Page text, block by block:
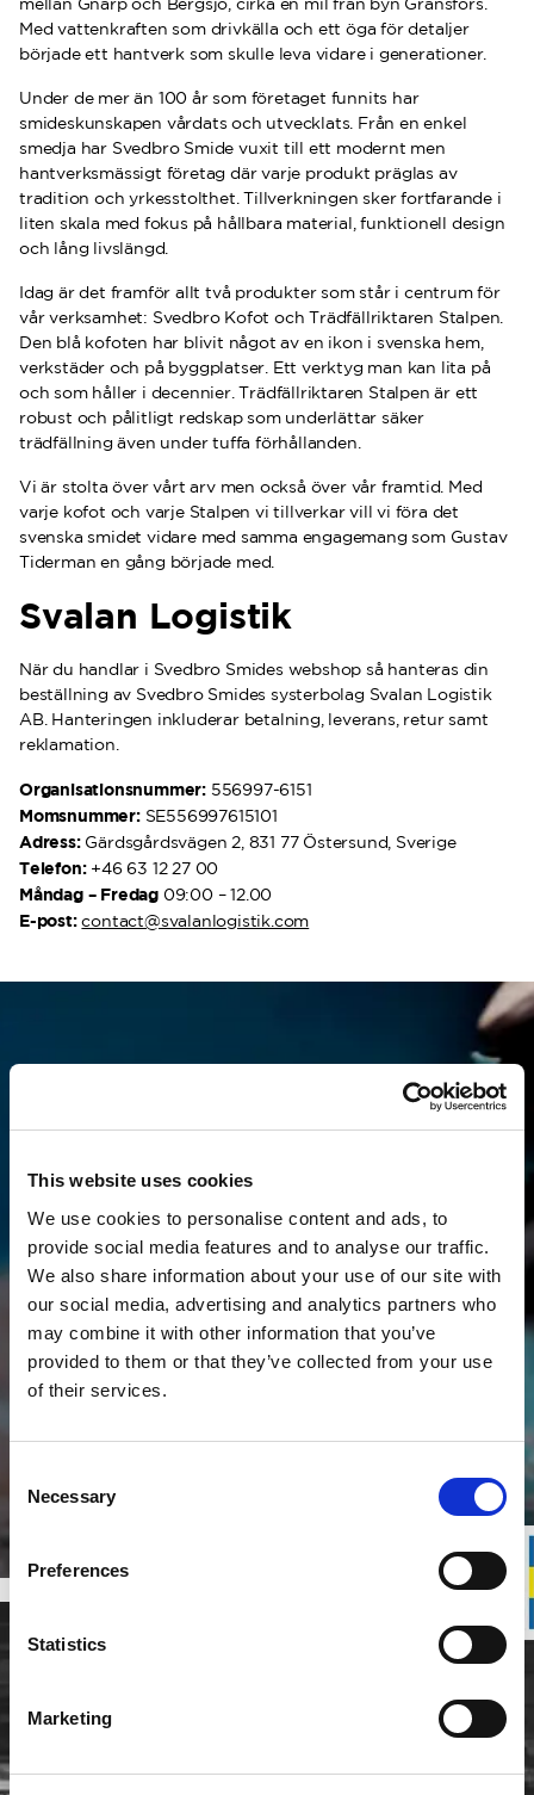
This website uses cookies
We use cookies to personalise content and ads, to
provide social media features and to analyse our traffic.
We also share information about your use of our site with
our social media, advertising and analytics partners who
may combine it with other information that you’ve
provided to them or that they’ve collected from your use
of their services.
Selection
Necessary
Preferences
Statistics
Marketing
Med vattenkraften som drivkälla och ett öga för detaljer
började ett hantverk som skulle leva vidare i generationer.
Under de mer än 100 år som företaget funnits har
smideskunskapen vårdats och utvecklats. Från en enkel
smedja har Svedbro Smide vuxit till ett modernt men
hantverksmässigt företag där varje produkt präglas av
tradition och yrkesstolthet. Tillverkningen sker fortfarande i
liten skala med fokus på hållbara material, funktionell design
och lång livslängd.
Idag är det framför allt två produkter som står i centrum för
vår verksamhet: Svedbro Kofot och Trädfällriktaren Stalpen.
Den blå kofoten har blivit något av en ikon i svenska hem,
verkstäder och på byggplatser. Ett verktyg man kan lita på
och som håller i decennier. Trädfällriktaren Stalpen är ett
robust och pålitligt redskap som underlättar säker
trädfällning även under tuffa förhållanden.
Vi är stolta över vårt arv men också över vår framtid. Med
varje kofot och varje Stalpen vi tillverkar vill vi föra det
svenska smidet vidare med samma engagemang som Gustav
Tiderman en gång började med.
Svalan Logistik
När du handlar i Svedbro Smides webshop så hanteras din
beställning av Svedbro Smides systerbolag Svalan Logistik
AB. Hanteringen inkluderar betalning, leverans, retur samt
reklamation.
Organisationsnummer: 556997-6151
Momsnummer: SE556997615101
Adress: Gärdsgårdsvägen 2, 831 77 Östersund, Sverige
Telefon:+46 63 12 27 00
Måndag – Fredag 09:00 – 12.00
E-post: contact@svalanlogistik.com